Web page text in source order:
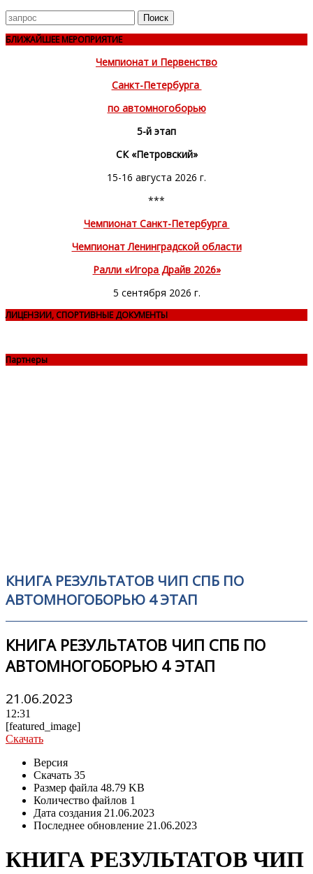
Поиск
для
БЛИЖАЙШЕЕ МЕРОПРИЯТИЕ
Чемпионат и Первенство
Санкт-Петербурга
по автомногоборью
5-й этап
СК «Петровский»
15-16 августа 2026 г.
***
Чемпионат Санкт-Петербурга
Чемпионат Ленинградской области
Ралли «Игора Драйв 2026»
5 сентября 2026 г.
ЛИЦЕНЗИИ, СПОРТИВНЫЕ ДОКУМЕНТЫ
Партнеры
КНИГА РЕЗУЛЬТАТОВ ЧИП СПБ ПО
АВТОМНОГОБОРЬЮ 4 ЭТАП
КНИГА РЕЗУЛЬТАТОВ ЧИП СПБ ПО
АВТОМНОГОБОРЬЮ 4 ЭТАП
21.06.2023
12:31
[featured_image]
Скачать
Версия
Скачать 35
Размер файла 48.79 KB
Количество файлов 1
Дата создания 21.06.2023
Последнее обновление 21.06.2023
КНИГА РЕЗУЛЬТАТОВ ЧИП